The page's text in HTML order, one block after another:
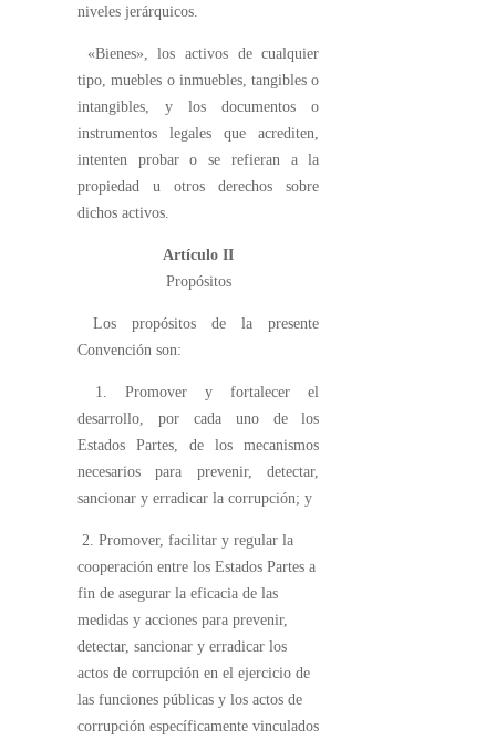
niveles jerárquicos.
«Bienes», los activos de cualquier
tipo, muebles o inmuebles, tangibles o
intangibles, y los documentos o
instrumentos legales que acrediten,
intenten probar o se refieran a la
propiedad u otros derechos sobre
dichos activos.
Artículo II
Propósitos
Los propósitos de la presente
Convención son:
1. Promover y fortalecer el
desarrollo, por cada uno de los
Estados Partes, de los mecanismos
necesarios para prevenir, detectar,
sancionar y erradicar la corrupción; y
2. Promover, facilitar y regular la
cooperación entre los Estados Partes a
fin de asegurar la eficacia de las
medidas y acciones para prevenir,
detectar, sancionar y erradicar los
actos de corrupción en el ejercicio de
las funciones públicas y los actos de
corrupción específicamente vinculados